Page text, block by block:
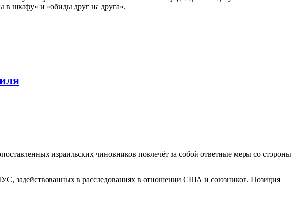
в шкафу» и «обиды друг на друга».
израильских чиновников повлечёт за собой ответные меры со стороны
задействованных в расследованиях в отношении США и союзников. Позиция